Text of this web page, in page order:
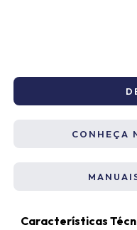
CONHEÇA
Características